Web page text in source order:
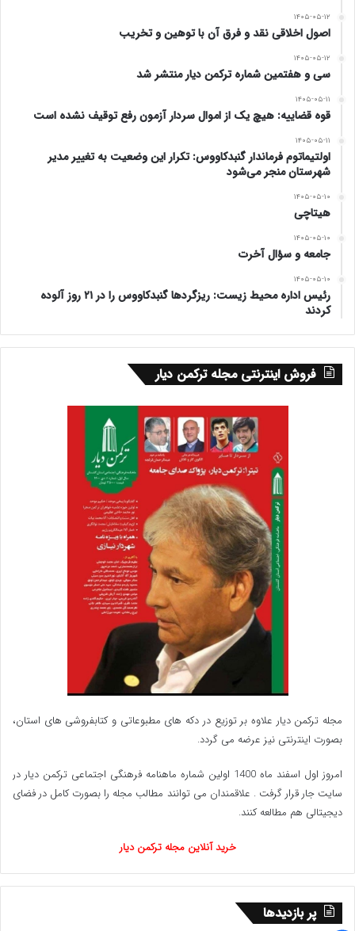
خانم مالی، معاون امور روستایی و شوراهای استانداری استان
گلستان
دکتر رستگار، عضو هیئت علمی و استاد دانشگاه
رحیمی، سرپرست اداره بیمه تامین اجتماعی گنبد
احمدی، رئیس محیط زیست شهرستان
دکتر اونق، مشاور نماینده مردم در مجلس شورای اسلامی
حاج آقا خسروی، فرماندار اسبق گنبد
آقای یامپی، رئیس بانک توسعه تعاون گنبد
شهرکی، عضو شورای اسبق گنبد
دکتر منصوری، معاون آموزشی و پژوهشی دانشکده پرستاری
شکری، معاون اسبق آموزش و پرورش
سلیم زاده، کارمند اداره اصناف گنبد
رجب محمد بشارتی فر، استاد دانشگاه و روانشناس، مولف
کتاب‌های روانشناسی
رحمانی، رئیس منابع طبیعی گنبد
طاهر ماهری، رئیس شورای شهرستان گنبد
سعیدی راد، رئیس اداره آب و فاضلاب گنبد
قلی‌پور، رئیس اداره گاز گنبد
گوگلانی، رئیس اداره دامپزشکی گنبد
۱۴۰۵-۰۵-۱۲
اصول اخلاقی نقد و فرق آن با توهین و تخریب
۱۴۰۵-۰۵-۱۲
سی و هفتمین شماره ترکمن دیار منتشر شد
۱۴۰۵-۰۵-۱۱
قوه قضاییه: هیچ یک از اموال سردار آزمون رفع توقیف نشده است
۱۴۰۵-۰۵-۱۱
اولتیماتوم فرماندار گنبدکاووس: تکرار این وضعیت به تغییر مدیر
شهرستان منجر می‌شود
۱۴۰۵-۰۵-۱۰
هیتاچی
۱۴۰۵-۰۵-۱۰
جامعه و سؤال آخرت
۱۴۰۵-۰۵-۱۰
رئیس اداره محیط زیست: ریزگردها گنبدکاووس را در ۲۱ روز آلوده
کردند
فروش اینترنتی مجله ترکمن دیار
مجله ترکمن دیار علاوه بر توزیع در دکه های مطبوعاتی و کتابفروشی های استان،
بصورت اینترنتی نیز عرضه می گردد.‌
امروز اول اسفند ماه 1400 اولین شماره ماهنامه فرهنگی اجتماعی ترکمن دیار در
سایت جار قرار گرفت . علاقمندان می توانند مطالب مجله را بصورت کامل در فضای
دیجیتالی هم مطالعه کنند.
خرید آنلاین مجله ترکمن دیار
پر بازدیدها